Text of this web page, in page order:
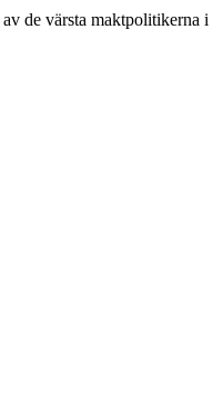
de värsta maktpolitikerna i